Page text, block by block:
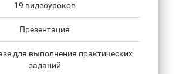
19 видеоуроков
Презентация
для выполнения практических
заданий